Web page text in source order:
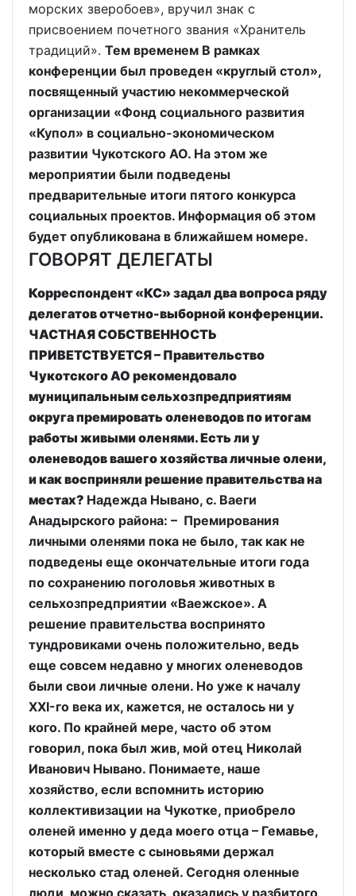
морских зверобоев», вручил знак с
присвоением почетного звания «Хранитель
традиций». Тем временем В рамках
конференции был проведен «круглый стол»,
посвященный участию некоммерческой
организации «Фонд социального развития
«Купол» в социально-экономическом
развитии Чукотского АО. На этом же
мероприятии были подведены
предварительные итоги пятого конкурса
социальных проектов. Информация об этом
будет опубликована в ближайшем номере.
ГОВОРЯТ ДЕЛЕГАТЫ
Корреспондент «КС» задал два вопроса ряду
делегатов отчетно-выборной конференции.
ЧАСТНАЯ СОБСТВЕННОСТЬ
ПРИВЕТСТВУЕТСЯ – Правительство
Чукотского АО рекомендовало
муниципальным сельхозпредприятиям
округа премировать оленеводов по итогам
работы живыми оленями. Есть ли у
оленеводов вашего хозяйства личные олени,
и как восприняли решение правительства на
местах? Надежда Нывано, с. Ваеги
Анадырского района: – Премирования
личными оленями пока не было, так как не
подведены еще окончательные итоги года
по сохранению поголовья животных в
сельхозпредприятии «Ваежское». А
решение правительства воспринято
тундровиками очень положительно, ведь
еще совсем недавно у многих оленеводов
были свои личные олени. Но уже к началу
XXI-го века их, кажется, не осталось ни у
кого. По крайней мере, часто об этом
говорил, пока был жив, мой отец Николай
Иванович Нывано. Понимаете, наше
хозяйство, если вспомнить историю
коллективизации на Чукотке, приобрело
оленей именно у деда моего отца – Гемавье,
который вместе с сыновьями держал
несколько стад оленей. Сегодня оленные
люди, можно сказать, оказались у разбитого